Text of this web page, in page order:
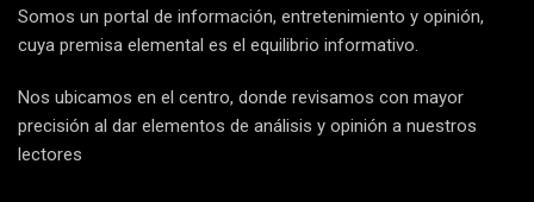
Somos un portal de información, entretenimiento y opinión,
cuya premisa elemental es el equilibrio informativo.
Nos ubicamos en el centro, donde revisamos con mayor
precisión al dar elementos de análisis y opinión a nuestros
lectores